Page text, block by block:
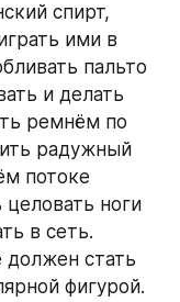
спирт,
ими в
пальто
и делать
ремнём по
радужный
потоке
целовать ноги
в сеть.
стать
фигурой.